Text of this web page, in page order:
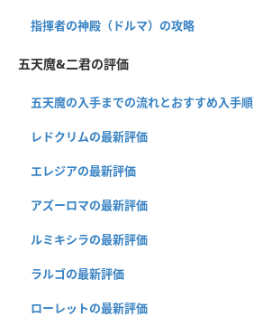
指揮者の神殿（ドルマ）の攻略
五天魔&二君の評価
五天魔の入手までの流れとおすすめ入手順
レドクリムの最新評価
エレジアの最新評価
アズーロマの最新評価
ルミキシラの最新評価
ラルゴの最新評価
ローレットの最新評価